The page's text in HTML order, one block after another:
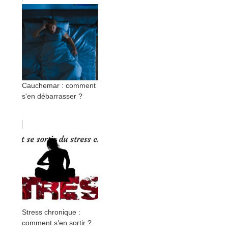
Cauchemar : comment
s'en débarrasser ?
Stress chronique :
comment s’en sortir ?